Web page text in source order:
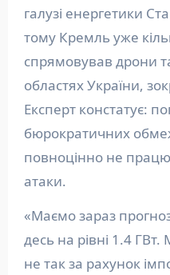
галузі енергетики
тому Кремль уже
спрямовував дрони
областях України,
Експерт констатує:
бюрократичних
повноцінно не
атаки.
«Маємо зараз
десь на рівні 1.4
не так за рахунок